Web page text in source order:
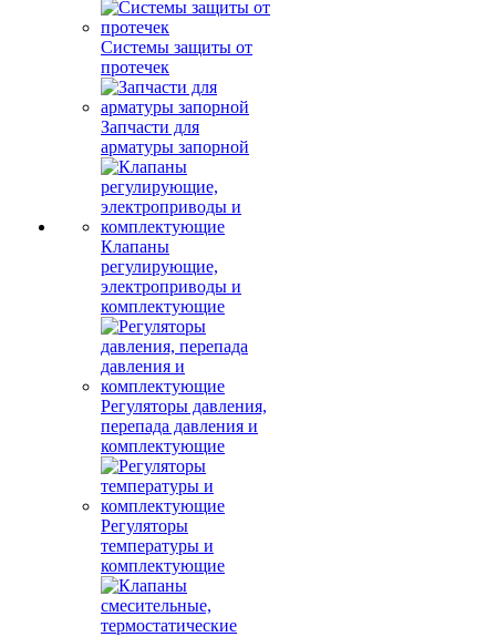
Системы защиты от
протечек
Запчасти для
арматуры запорной
Клапаны
регулирующие,
электроприводы и
комплектующие
Регуляторы давления,
перепада давления и
комплектующие
Регуляторы
температуры и
комплектующие